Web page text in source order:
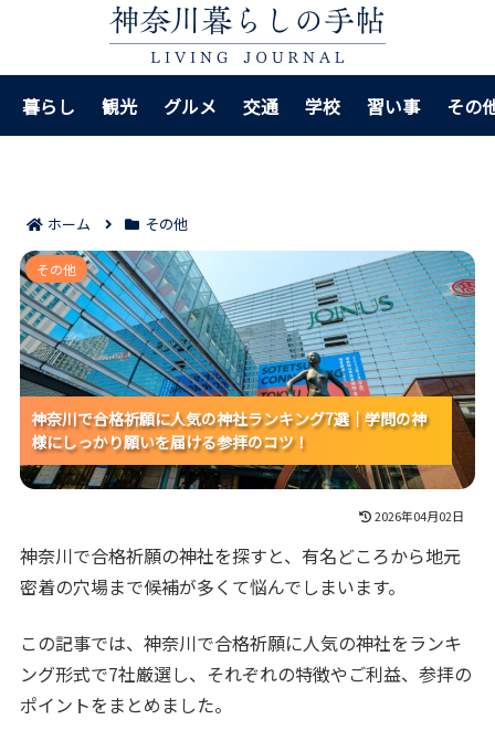
暮らし 観光 グルメ 交通 学校 習い事 その
ホーム その他
神奈川で合格祈願に人気の神社ランキング7選｜学問の
神様にしっかり願いを届ける参拝のコツ！
神奈川で合格祈願に人気の神社ランキング7選｜学問の神
様にしっかり願いを届ける参拝のコツ！
神奈川で合格祈願に人気の神社ランキング7選｜学問の神
様にしっかり願いを届ける参拝のコツ！
神奈川で合格祈願に人気の神社ランキング7選｜学問の神
様にしっかり願いを届ける参拝のコツ！
その他
2026年04月02日
神奈川で合格祈願の神社を探すと、有名どころから地元
密着の穴場まで候補が多くて悩んでしまいます。
この記事では、神奈川で合格祈願に人気の神社をランキ
ング形式で7社厳選し、それぞれの特徴やご利益、参拝の
ポイントをまとめました。